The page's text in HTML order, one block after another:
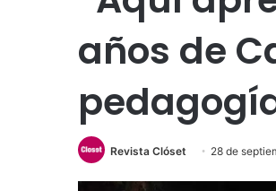
años de
Revista Clóset 28 de